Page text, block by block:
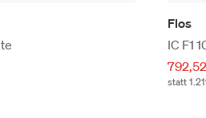
Flos
IC F1
statt